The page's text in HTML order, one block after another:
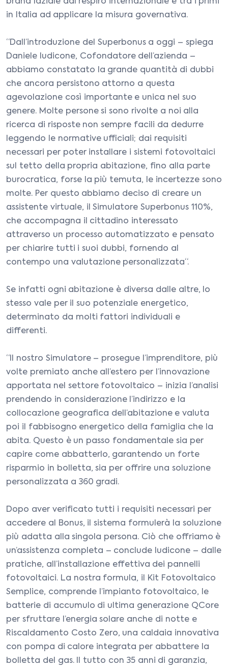
in Italia ad applicare la misura governativa.
“Dall’introduzione del Superbonus a oggi – spiega
Daniele Iudicone, Cofondatore dell’azienda –
abbiamo constatato la grande quantità di dubbi
che ancora persistono attorno a questa
agevolazione così importante e unica nel suo
genere. Molte persone si sono rivolte a noi alla
ricerca di risposte non sempre facili da dedurre
leggendo le normative ufficiali; dai requisiti
necessari per poter installare i sistemi fotovoltaici
sul tetto della propria abitazione, fino alla parte
burocratica, forse la più temuta, le incertezze sono
molte. Per questo abbiamo deciso di creare un
assistente virtuale, il Simulatore Superbonus 110%,
che accompagna il cittadino interessato
attraverso un processo automatizzato e pensato
per chiarire tutti i suoi dubbi, fornendo al
contempo una valutazione personalizzata“.
Se infatti ogni abitazione è diversa dalle altre, lo
stesso vale per il suo potenziale energetico,
determinato da molti fattori individuali e
differenti.
“Il nostro Simulatore – prosegue l’imprenditore, più
volte premiato anche all’estero per l’innovazione
apportata nel settore fotovoltaico – inizia l’analisi
prendendo in considerazione l’indirizzo e la
collocazione geografica dell’abitazione e valuta
poi il fabbisogno energetico della famiglia che la
abita. Questo è un passo fondamentale sia per
capire come abbatterlo, garantendo un forte
risparmio in bolletta, sia per offrire una soluzione
personalizzata a 360 gradi.
Dopo aver verificato tutti i requisiti necessari per
accedere al Bonus, il sistema formulerà la soluzione
più adatta alla singola persona. Ciò che offriamo è
un’assistenza completa – conclude Iudicone – dalle
pratiche, all’installazione effettiva dei pannelli
fotovoltaici. La nostra formula, il Kit Fotovoltaico
Semplice, comprende l’impianto fotovoltaico, le
batterie di accumulo di ultima generazione QCore
per sfruttare l’energia solare anche di notte e
Riscaldamento Costo Zero, una caldaia innovativa
con pompa di calore integrata per abbattere la
bolletta del gas. Il tutto con 35 anni di garanzia,